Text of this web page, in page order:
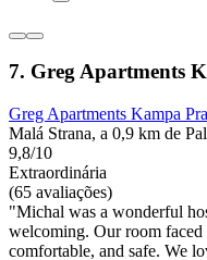
7. Greg Apartments
Greg Apartments Kampa
Malá Strana, a 0,9 km de
9,8/10
Extraordinária
(65 avaliações)
"Michal was a wonderful
welcoming. Our room faced
comfortable, and safe. We